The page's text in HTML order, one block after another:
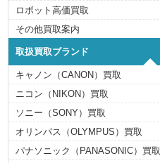
ロボット高価買取
その他買取案内
取扱買取ブランド
キャノン（CANON）買取
ニコン（NIKON）買取
ソニー（SONY）買取
オリンパス（OLYMPUS）買取
パナソニック（PANASONIC）買取